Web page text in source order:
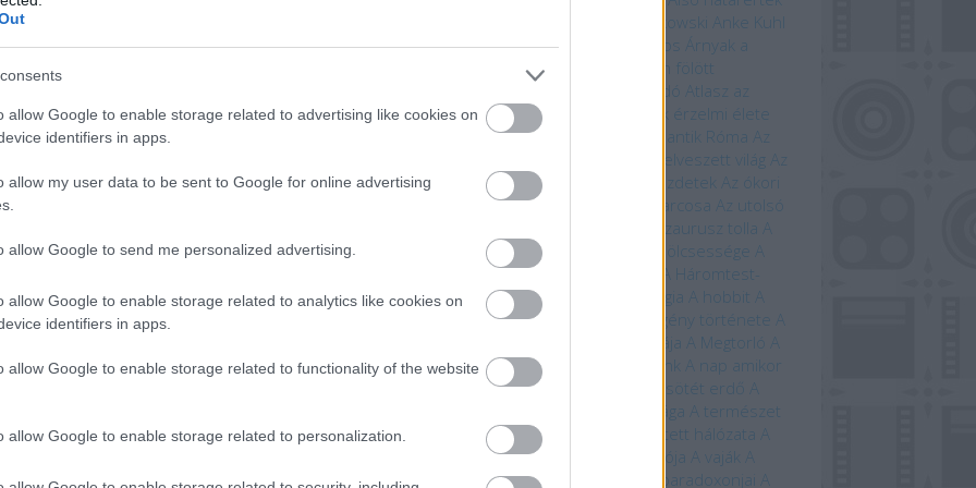
allow Google to enable storage related to advertising like cookies on
identifiers in apps.
allow my user data to be sent to Google for online advertising
allow Google to send me personalized advertising.
allow Google to enable storage related to analytics like cookies on
identifiers in apps.
allow Google to enable storage related to functionality of the website
allow Google to enable storage related to personalization.
Árnyék Innsmouth fölött című történethez
ismerhetjük meg Daniel Upton előadásában.
gyerekkori barátjának személyisége teljesen
feleségével, a sokakban azonnal viszolygást keltő
lábra a régi Crowninshield-birtok körül... Vajon mi az
Hogyan kapcsolódik az egészhez a Miskatonic
ép elmével lehetetlenség felfogni.
Andrzej Sapkowski Anke Kuhl
Anna Claybourne
Árnyak a
sötétben Árnyék Innsmouth fölött
Athenaeum Kiadó
Atlasz az
óceánokról
Az állatok érzelmi élete
Az állatok szerelmi élete
Az antik Róma Az
Az elveszett világ Az
emberiség története – A kezdetek Az ókori
Görögország
Az országút harcosa Az utolsó
A dinoszaurusz tolla A
fák titkos élete
A farkasok bölcsessége
A
földi idegenek
A Háromtest-
probléma A háromtest-trilógia A hobbit A
Hobbit művészete
A képregény története
A
A Krampusz éjszakája A Megtorló
A
megvetés ideje
A mi bolygónk A nap amikor
megtörténik
A sötét erdő
A
A temetők élővilága A természet
jelbeszéde
A természet rejtett hálózata A
tó úrnője A Tűzhegy varázslója A vaják A
végzet kardja
A versengés paradoxonjai A